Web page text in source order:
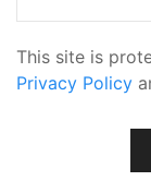
This site is
Privacy Policy